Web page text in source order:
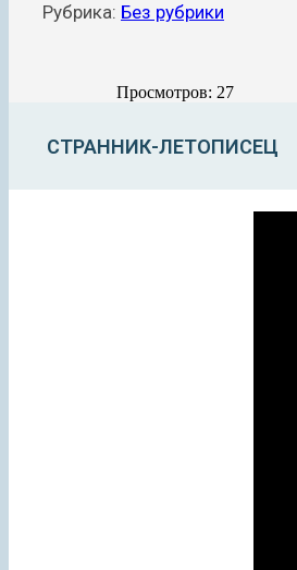
Рубрика: Без рубрики
Просмотров: 27
СТРАННИК-ЛЕТОПИСЕЦ